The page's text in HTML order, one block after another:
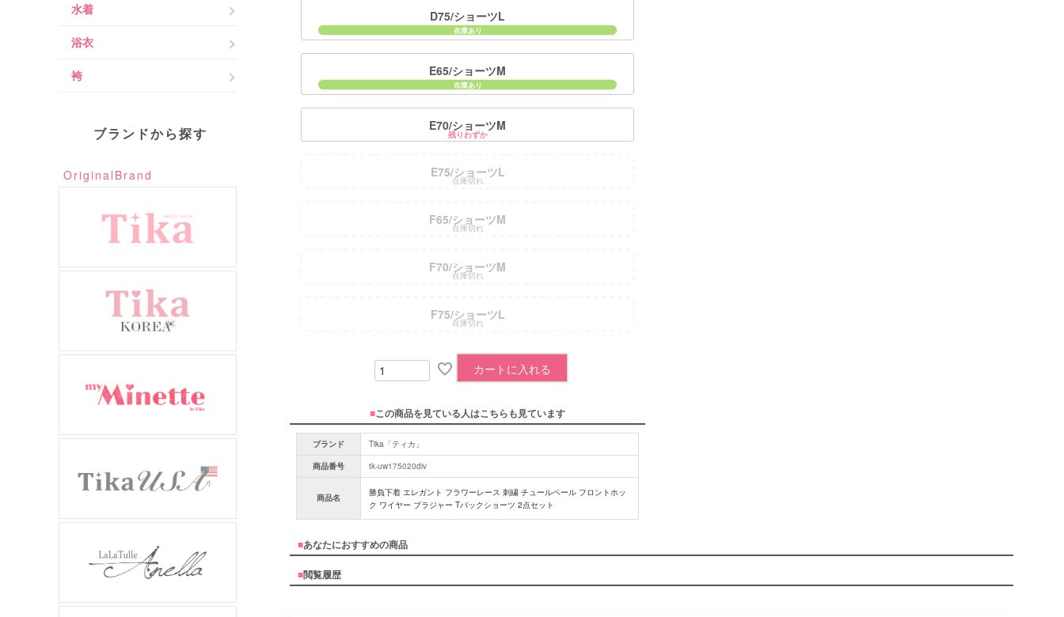
水着
浴衣
袴
ブランドから探す
OriginalBrand
D75/ショーツL
E65/ショーツM
E70/ショーツM
残りわずか
E75/ショーツL
在庫切れ
F65/ショーツM
在庫切れ
F70/ショーツM
在庫切れ
F75/ショーツL
在庫切れ
カートに入れる
■この商品を見ている人はこちらも見ています
ブランド
Tika「ティカ」
商品番号
tk-uw175020div
商品名
勝負下着 エレガント フラワーレース 刺繍 チュールベール フロントホッ
ク ワイヤー ブラジャー Tバックショーツ 2点セット
■あなたにおすすめの商品
■閲覧履歴